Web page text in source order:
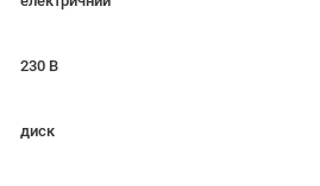
230 В
диск